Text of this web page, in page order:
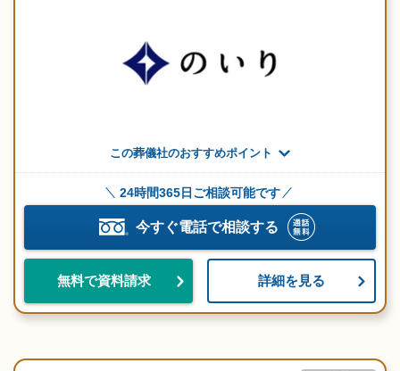
この葬儀社のおすすめポイント
24時間365日ご相談可能です
今すぐ電話で相談する
無料で資料請求 詳細を見る